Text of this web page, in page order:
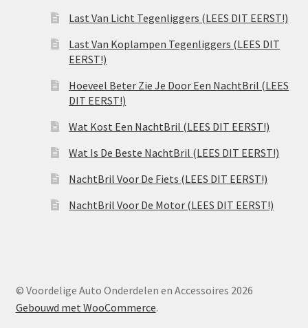
Last Van Licht Tegenliggers (LEES DIT EERST!)
Last Van Koplampen Tegenliggers (LEES DIT
EERST!)
Hoeveel Beter Zie Je Door Een NachtBril (LEES
DIT EERST!)
Wat Kost Een NachtBril (LEES DIT EERST!)
Wat Is De Beste NachtBril (LEES DIT EERST!)
NachtBril Voor De Fiets (LEES DIT EERST!)
NachtBril Voor De Motor (LEES DIT EERST!)
© Voordelige Auto Onderdelen en Accessoires 2026
Gebouwd met WooCommerce.